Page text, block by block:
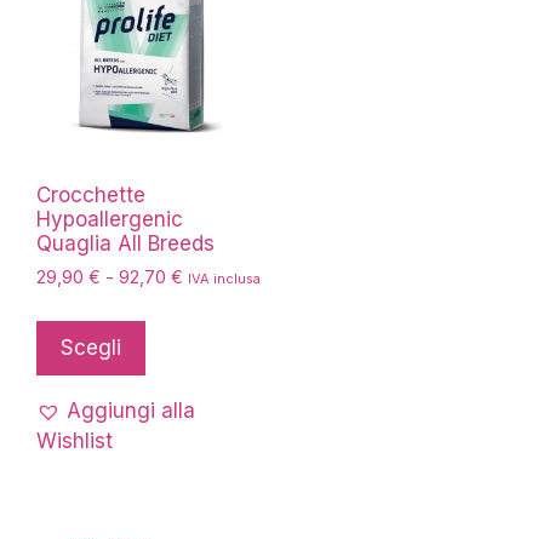
Crocchette
Hypoallergenic
Quaglia All Breeds
29,90 € - 92,70 € Fascia
a
IVA inclusa
Scegli
ha
più
Aggiungi alla
Wishlist